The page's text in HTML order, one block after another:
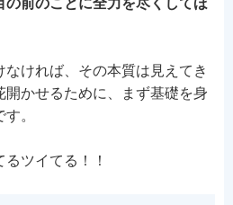
前のことに全力を尽くしてほ
ければ、その本質は見えてき
開かせるために、まず基礎を身
。
ツイてる！！